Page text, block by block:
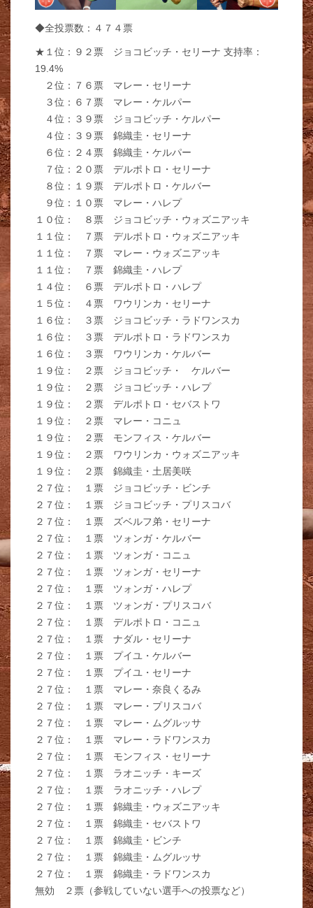
◆全投票数：４７４票
★１位：９２票 ジョコビッチ・セリーナ 支持率：
19.4%
２位：７６票 マレー・セリーナ
３位：６７票 マレー・ケルパー
４位：３９票 ジョコビッチ・ケルパー
４位：３９票 錦織圭・セリーナ
６位：２４票 錦織圭・ケルパー
７位：２０票 デルポトロ・セリーナ
８位：１９票 デルポトロ・ケルバー
９位：１０票 マレー・ハレプ
１０位： ８票 ジョコビッチ・ウォズニアッキ
１１位： ７票 デルポトロ・ウォズニアッキ
１１位： ７票 マレー・ウォズニアッキ
１１位： ７票 錦織圭・ハレプ
１４位： ６票 デルポトロ・ハレプ
１５位： ４票 ワウリンカ・セリーナ
１６位： ３票 ジョコビッチ・ラドワンスカ
１６位： ３票 デルポトロ・ラドワンスカ
１６位： ３票 ワウリンカ・ケルバー
１９位： ２票 ジョコビッチ・ ケルバー
１９位： ２票 ジョコビッチ・ハレプ
１９位： ２票 デルポトロ・セバストワ
１９位： ２票 マレー・コニュ
１９位： ２票 モンフィス・ケルバー
１９位： ２票 ワウリンカ・ウォズニアッキ
１９位： ２票 錦織圭・土居美咲
２７位： １票 ジョコビッチ・ビンチ
２７位： １票 ジョコビッチ・プリスコバ
２７位： １票 ズベルフ弟・セリーナ
２７位： １票 ツォンガ・ケルバー
２７位： １票 ツォンガ・コニュ
２７位： １票 ツォンガ・セリーナ
２７位： １票 ツォンガ・ハレプ
２７位： １票 ツォンガ・プリスコバ
２７位： １票 デルポトロ・コニュ
２７位： １票 ナダル・セリーナ
２７位： １票 プイユ・ケルバー
２７位： １票 プイユ・セリーナ
２７位： １票 マレー・奈良くるみ
２７位： １票 マレー・プリスコバ
２７位： １票 マレー・ムグルッサ
２７位： １票 マレー・ラドワンスカ
２７位： １票 モンフィス・セリーナ
２７位： １票 ラオニッチ・キーズ
２７位： １票 ラオニッチ・ハレプ
２７位： １票 錦織圭・ウォズニアッキ
２７位： １票 錦織圭・セバストワ
２７位： １票 錦織圭・ビンチ
２７位： １票 錦織圭・ムグルッサ
２７位： １票 錦織圭・ラドワンスカ
無効 ２票（参戦していない選手への投票など）